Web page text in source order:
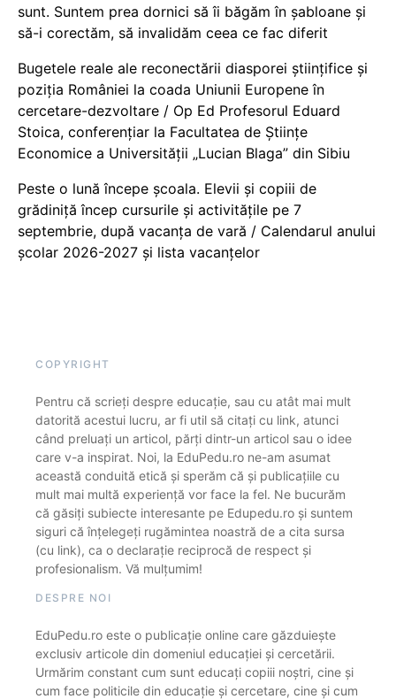
sunt. Suntem prea dornici să îi băgăm în șabloane și
să-i corectăm, să invalidăm ceea ce fac diferit
Bugetele reale ale reconectării diasporei științifice și
poziția României la coada Uniunii Europene în
cercetare-dezvoltare / Op Ed Profesorul Eduard
Stoica, conferențiar la Facultatea de Științe
Economice a Universității „Lucian Blaga” din Sibiu
Peste o lună începe școala. Elevii și copiii de
grădiniță încep cursurile și activitățile pe 7
septembrie, după vacanța de vară / Calendarul anului
școlar 2026-2027 și lista vacanțelor
COPYRIGHT
Pentru că scrieți despre educație, sau cu atât mai mult
datorită acestui lucru, ar fi util să citați cu link, atunci
când preluați un articol, părți dintr-un articol sau o idee
care v-a inspirat. Noi, la EduPedu.ro ne-am asumat
această conduită etică și sperăm că și publicațiile cu
mult mai multă experiență vor face la fel. Ne bucurăm
că găsiți subiecte interesante pe Edupedu.ro și suntem
siguri că înțelegeți rugămintea noastră de a cita sursa
(cu link), ca o declarație reciprocă de respect și
profesionalism. Vă mulțumim!
DESPRE NOI
EduPedu.ro este o publicație online care găzduiește
exclusiv articole din domeniul educației și cercetării.
Urmărim constant cum sunt educați copiii noștri, cine și
cum face politicile din educație și cercetare, cine și cum